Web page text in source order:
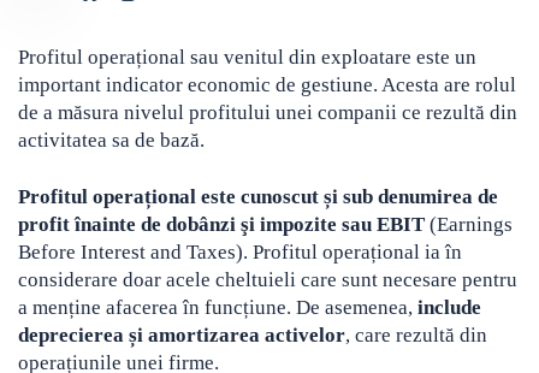
Acțiunea Zilei
Brokeri
Start-Up
Artificial Intelligence
Digital Trends
Crypto
Digital payments
ESG Investments
Renewable Energy
Sustainability
Profitul operațional sau venitul din exploatare este un
important indicator economic de gestiune. Acesta are rolul
de a măsura nivelul profitului unei companii ce rezultă din
activitatea sa de bază.
Profitul operațional este cunoscut și sub denumirea de
profit înainte de dobânzi şi impozite sau EBIT (Earnings
Before Interest and Taxes). Profitul operațional ia în
considerare doar acele cheltuieli care sunt necesare pentru
a menține afacerea în funcțiune. De asemenea, include
deprecierea și amortizarea activelor, care rezultă din
operațiunile unei firme.